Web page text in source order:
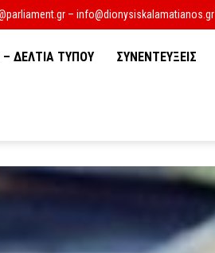
– info@dionysiskalamatianos.gr
ΔΕΛΤΙΑ ΤΥΠΟΥ ΣΥΝΕΝΤΕΥΞΕΙΣ